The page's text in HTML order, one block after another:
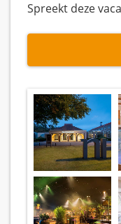
Spreekt deze